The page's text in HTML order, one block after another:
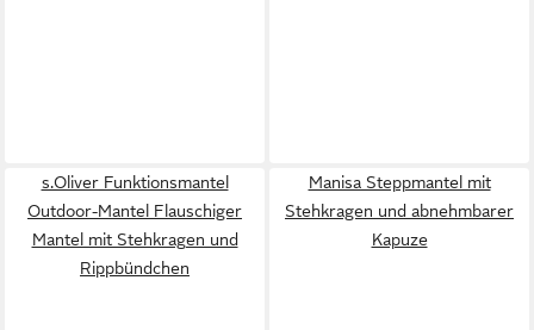
s.Oliver Funktionsmantel
Outdoor-Mantel Flauschiger
Mantel mit Stehkragen und
Rippbündchen
Manisa Steppmantel mit
Stehkragen und abnehmbarer
Kapuze